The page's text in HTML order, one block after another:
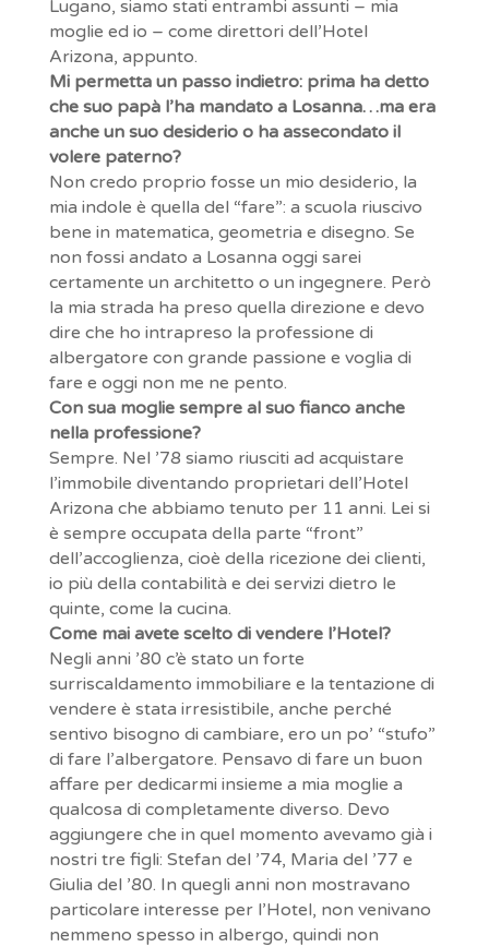
Lugano, siamo stati entrambi assunti – mia
moglie ed io – come direttori dell’Hotel
Arizona, appunto.
Mi permetta un passo indietro: prima ha detto
che suo papà l’ha mandato a Losanna…ma era
anche un suo desiderio o ha assecondato il
volere paterno?
Non credo proprio fosse un mio desiderio, la
mia indole è quella del “fare”: a scuola riuscivo
bene in matematica, geometria e disegno. Se
non fossi andato a Losanna oggi sarei
certamente un architetto o un ingegnere. Però
la mia strada ha preso quella direzione e devo
dire che ho intrapreso la professione di
albergatore con grande passione e voglia di
fare e oggi non me ne pento.
Con sua moglie sempre al suo fianco anche
nella professione?
Sempre. Nel ’78 siamo riusciti ad acquistare
l’immobile diventando proprietari dell’Hotel
Arizona che abbiamo tenuto per 11 anni. Lei si
è sempre occupata della parte “front”
dell’accoglienza, cioè della ricezione dei clienti,
io più della contabilità e dei servizi dietro le
quinte, come la cucina.
Come mai avete scelto di vendere l’Hotel?
Negli anni ’80 c’è stato un forte
surriscaldamento immobiliare e la tentazione di
vendere è stata irresistibile, anche perché
sentivo bisogno di cambiare, ero un po’ “stufo”
di fare l’albergatore. Pensavo di fare un buon
affare per dedicarmi insieme a mia moglie a
qualcosa di completamente diverso. Devo
aggiungere che in quel momento avevamo già i
nostri tre figli: Stefan del ’74, Maria del ’77 e
Giulia del ’80. In quegli anni non mostravano
particolare interesse per l’Hotel, non venivano
nemmeno spesso in albergo, quindi non